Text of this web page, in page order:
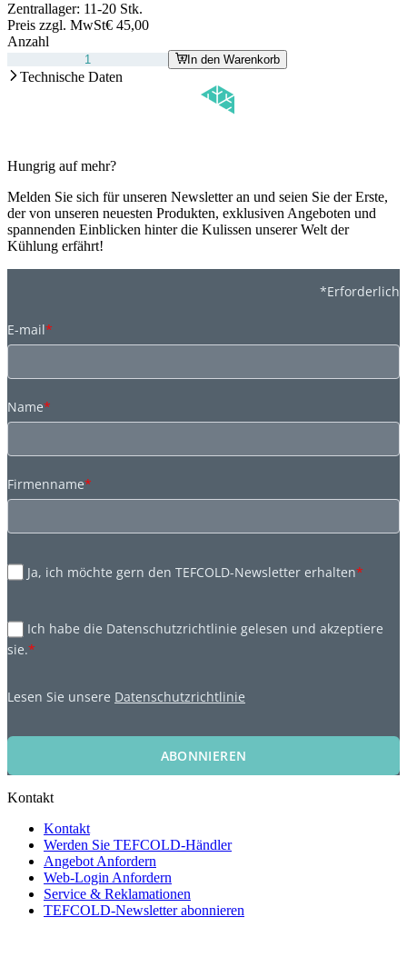
Zentrallager: 11-20 Stk.
Preis zzgl. MwSt€ 45,00
Anzahl
In den Warenkorb
Technische Daten
Hungrig auf mehr?
Melden Sie sich für unseren Newsletter an und seien Sie der Erste,
der von unseren neuesten Produkten, exklusiven Angeboten und
spannenden Einblicken hinter die Kulissen unserer Welt der
Kühlung erfährt!
*Erforderlich
E-mail*
Name*
Firmenname*
Ja, ich möchte gern den TEFCOLD-Newsletter erhalten*
Ich habe die Datenschutzrichtlinie gelesen und akzeptiere
sie.*
Lesen Sie unsere Datenschutzrichtlinie
ABONNIEREN
Kontakt
Kontakt
Werden Sie TEFCOLD-Händler
Angebot Anfordern
Web-Login Anfordern
Service & Reklamationen
TEFCOLD-Newsletter abonnieren